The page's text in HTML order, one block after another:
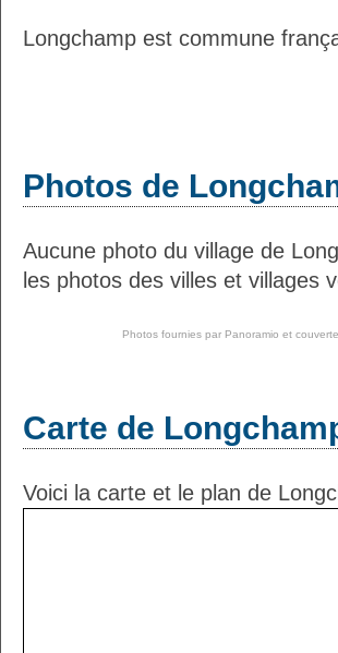
Longchamp est commune
Photos de
Aucune photo du village de
les photos des villes et villages
Photos fournies par Panoramio et
Carte de
Voici la carte et le plan de